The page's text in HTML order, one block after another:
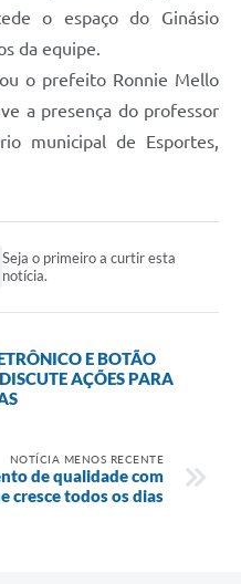
o espaço do Ginásio
da equipe.
o prefeito Ronnie Mello
a presença do professor
municipal de Esportes,
Seja o primeiro a curtir esta
notícia.
E BOTÃO
AÇÕES PARA
NOTÍCIA MENOS RECENTE
de qualidade com
cresce todos os dias